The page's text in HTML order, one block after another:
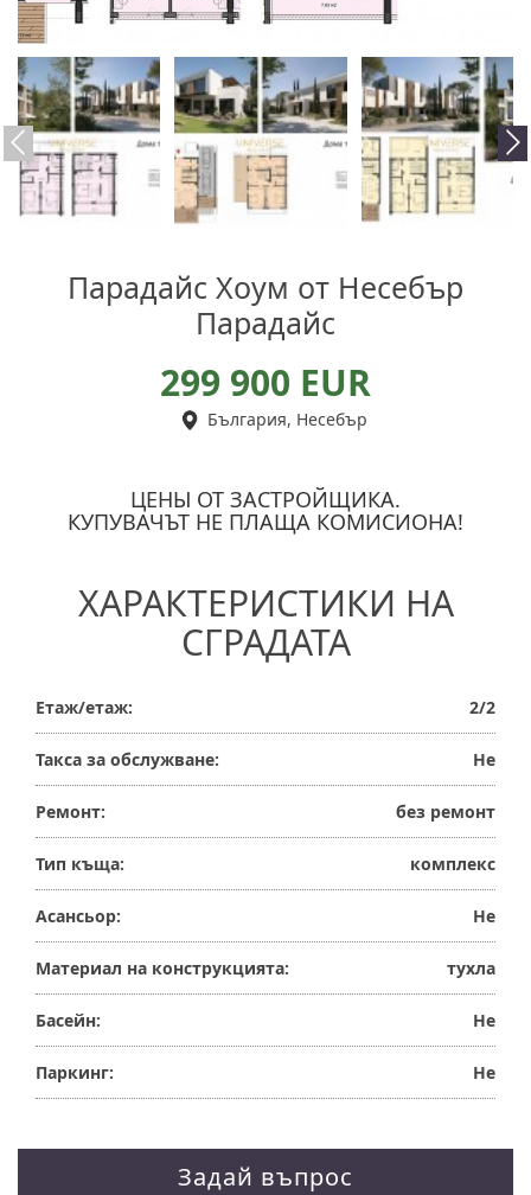
Парадайс Хоум от Несебър
Парадайс
299 900 EUR
България, Несебър
ЦЕНЫ ОТ ЗАСТРОЙЩИКА.
КУПУВАЧЪТ НЕ ПЛАЩА КОМИСИОНА!
ХАРАКТЕРИСТИКИ НА
СГРАДАТА
Етаж/етаж: 2/2
Такса за обслужване: Не
Ремонт: без ремонт
Тип къща: комплекс
Асансьор: Не
Материал на конструкцията: тухла
Басейн: Не
Паркинг: Не
Задай въпрос